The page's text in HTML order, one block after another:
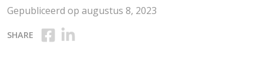
Gepubliceerd op augustus 8, 2023
SHARE Deel op Facebook
Deel op Linkedin